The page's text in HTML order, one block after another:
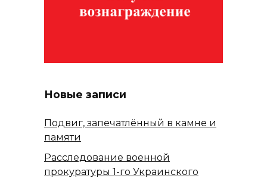
Новые записи
Подвиг, запечатлённый в камне и
памяти
Расследование военной
прокуратуры 1-го Украинского